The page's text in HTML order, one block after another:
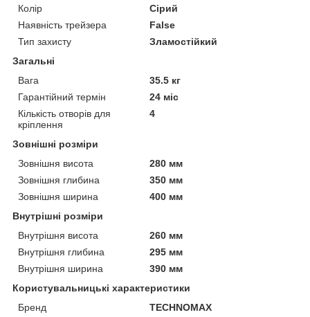
Колір
Сірий
Наявність трейзера
False
Тип захисту
Зламостійкий
Загальні
Вага
35.5 кг
Гарантійний термін
24 міс
Кількість отворів для
кріплення
4
Зовнішні розміри
Зовнішня висота
280 мм
Зовнішня глибина
350 мм
Зовнішня ширина
400 мм
Внутрішні розміри
Внутрішня висота
260 мм
Внутрішня глибина
295 мм
Внутрішня ширина
390 мм
Користувальницькі характеристики
Бренд
TECHNOMAX